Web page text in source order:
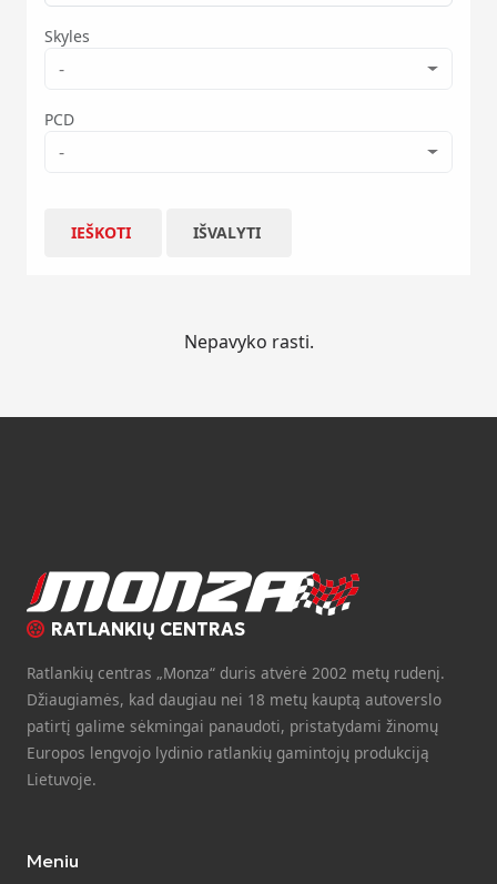
Skyles
-
PCD
-
IEŠKOTI IŠVALYTI
Nepavyko rasti.
RATLANKIŲ CENTRAS
Ratlankių centras „Monza“ duris atvėrė 2002 metų rudenį.
Džiaugiamės, kad daugiau nei 18 metų kauptą autoverslo
patirtį galime sėkmingai panaudoti, pristatydami žinomų
Europos lengvojo lydinio ratlankių gamintojų produkciją
Lietuvoje.
Meniu